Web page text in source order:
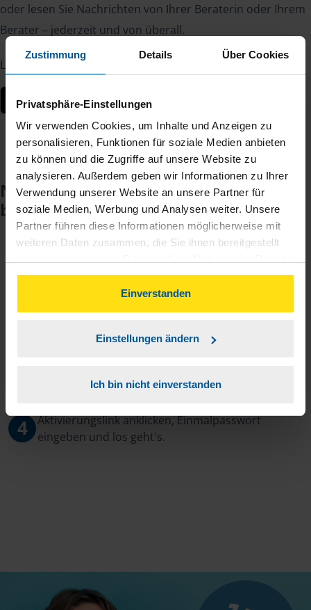
Zustimmung Details Über Cookies
Privatsphäre-Einstellungen
Wir verwenden Cookies, um Inhalte und Anzeigen zu
personalisieren, Funktionen für soziale Medien anbieten
zu können und die Zugriffe auf unsere Website zu
analysieren. Außerdem geben wir Informationen zu Ihrer
Verwendung unserer Website an unsere Partner für
soziale Medien, Werbung und Analysen weiter. Unsere
Partner führen diese Informationen möglicherweise mit
weiteren Daten zusammen, die Sie ihnen bereitgestellt
gesammelt haben. Indem Sie auf Einverstanden klicken,
können Sie der Verwendung von Cookies, gemäß
unserer
Einverstanden
Einstellungen ändern
Ich bin nicht einverstanden
oder lesen Sie Nachrichten von Ihrer Beraterin oder Ihrem
Berater – jederzeit und von überall.
Laden Sie die App kostenlos herunter:
Noch keinen Zugang? So einfach
beantragen Sie ihn.
1
Sie teilen mir mit, dass Sie MeineVLH nutzen
wollen.
Sie bekommen eine E-Mail mit Ihren Zugangsdaten
und einem Aktivierungslink.
Sie erhalten von mir Ihr Einmal-Passwort.
4
Aktivierungslink anklicken, Einmalpasswort
eingeben und los geht's.